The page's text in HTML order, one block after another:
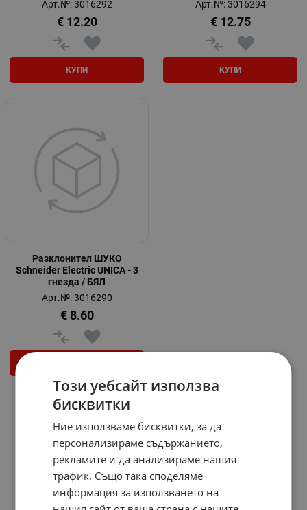
Арт.№: 3016292
12.20
€
КУПИ
Арт.№: 3016294
12.75
€
КУПИ
Разклонител ШУКО
Schneider Electric UNICA - 3
гнезда / БЯЛ
Арт.№: 3016290
8.60
€
На страница по:
Този уебсайт използва
бисквитки
Ние използваме бисквитки, за да
персонализираме съдържанието,
рекламите и да анализираме нашия
трафик. Също така споделяме
информация за използването на